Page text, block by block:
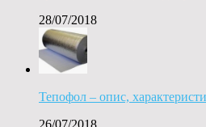
28/07/2018
Тепофол – опис,
26/07/2018